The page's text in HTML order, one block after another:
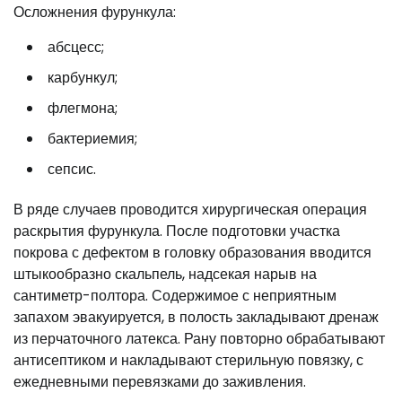
Осложнения фурункула:
абсцесс;
карбункул;
флегмона;
бактериемия;
сепсис.
В ряде случаев проводится хирургическая операция
раскрытия фурункула. После подготовки участка
покрова с дефектом в головку образования вводится
штыкообразно скальпель, надсекая нарыв на
сантиметр-полтора. Содержимое с неприятным
запахом эвакуируется, в полость закладывают дренаж
из перчаточного латекса. Рану повторно обрабатывают
антисептиком и накладывают стерильную повязку, с
ежедневными перевязками до заживления.